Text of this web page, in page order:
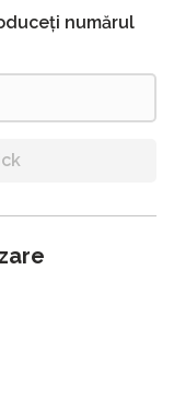
numărul